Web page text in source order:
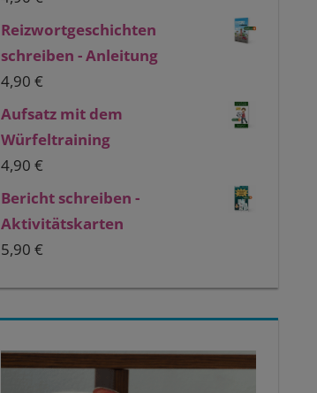
Reizwortgeschichten
schreiben - Anleitung
4,90€
Aufsatz mit dem
Würfeltraining
4,90€
Bericht schreiben -
Aktivitätskarten
5,90€